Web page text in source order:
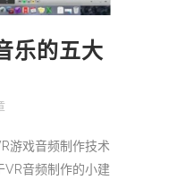
乐的五大
游戏音频制作技术
VR音频制作的小建